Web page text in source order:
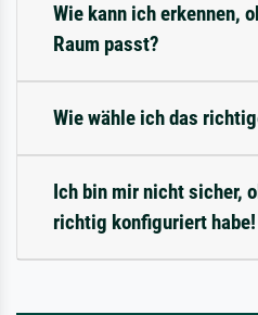
Wie kann ich erkennen,
Raum passt?
Wie wähle ich das
Ich bin mir nicht sicher,
richtig konfiguriert habe!